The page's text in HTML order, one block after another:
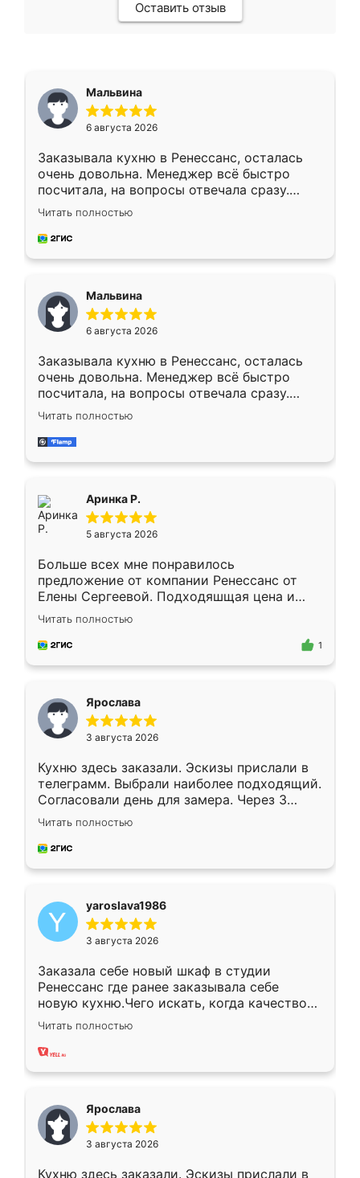
Оставить отзыв
Мальвина
6 августа 2026
Заказывала кухню в Ренессанс, осталась
очень довольна. Менеджер всё быстро
посчитала, на вопросы отвечала сразу.
Замерщик приехал в субботу, подошёл к
делу со всей ответственностью. Собрали
за день, ребята работали аккуратно, даже
Читать полностью
Мальвина
6 августа 2026
Заказывала кухню в Ренессанс, осталась
очень довольна. Менеджер всё быстро
посчитала, на вопросы отвечала сразу.
Замерщик приехал в субботу, подошёл к
делу со всей ответственностью. Собрали
за день, ребята работали аккуратно, даже
Читать полностью
Аринка Р.
5 августа 2026
Больше всех мне понравилось
предложение от компании Ренессанс от
Елены Сергеевой. Подходяшщая цена и
короткие сроки изготовления. Приехавший
для замера сотрудник Владислав
предложил по моему эскизу самый
Читать полностью
1
Ярослава
3 августа 2026
Кухню здесь заказали. Эскизы прислали в
телеграмм. Выбрали наиболее подходящий.
Согласовали день для замера. Через 3
недели кухня была уже готова. Остались
довольны работой. Спасибо Ренессанс
мебель за качественную работу!
Читать полностью
yaroslava1986
3 августа 2026
Заказала себе новый шкаф в студии
Ренессанс где ранее заказывала себе
новую кухню.Чего искать, когда качеством
вполне довольна. Служит кухня уже почти
два года, нареканий нет.
Читать полностью
Ярослава
3 августа 2026
Кухню здесь заказали. Эскизы прислали в